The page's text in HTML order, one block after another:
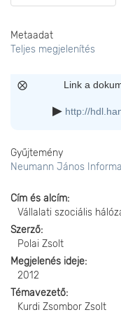
Metaadat
Teljes megjelenítés
Link a
http://
Gyűjtemény
Neumann János
Cím és alcím
Vállalati szociális
Szerző
Polai Zsolt
Megjelenés ideje
2012
Témavezető
Kurdi Zsombor Zsolt